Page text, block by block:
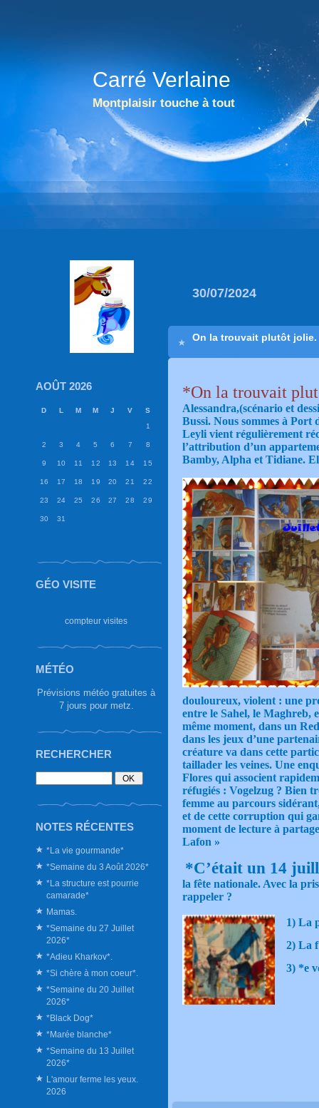
Carré Verlaine
Montplaisir touche à tout
AOÛT 2026
D L M M J V
S
1
2 3 4 5 6 7 8
9 10 11 12 13 14 15
16 17 18 19 20 21 22
23 24 25 26 27 28 29
30 31
GÉO VISITE
compteur visites
MÉTÉO
Prévisions météo gratuites à
7 jours pour metz.
RECHERCHER
NOTES RÉCENTES
*La vie gourmande*
*Semaine du 3 Août 2026*
*La structure est pourrie
camarade*
Mamas.
*Semaine du 27 Juillet
2026*
*Adieu Kharkov*.
*Si chère à mon coeur*.
*Semaine du 20 Juillet
2026*
*Black Dog*
*Marée blanche*
*Semaine du 13 Juillet
2026*
L'amour ferme les yeux.
2026
30/07/2024
On la trouvait plutôt jolie.
*On la trouvait
Alessandra,(scénario et
Bussi. Nous sommes à Port
Leyli vient régulièrement
l’attribution d’un
Bamby, Alpha et Tidiane.
douloureux, violent : une
entre le Sahel, le Maghreb,
même moment, dans un
dans les jeux d’une
créature va dans cette
taillader les veines. Une
Flores qui associent
réfugiés : Vogelzug ? Bien
femme au parcours
et de cette corruption qui
moment de lecture à
Lafon »
*C’était un 14
la fête nationale. Avec la
rappeler ?
1) La
2) La
3) *e